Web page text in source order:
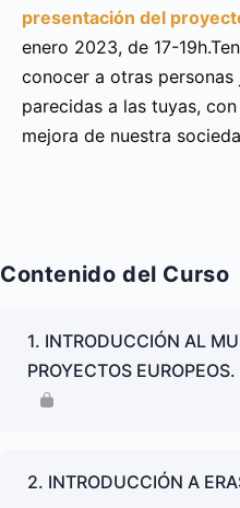
presentación del
enero 2023, de 17-
conocer a otras
parecidas a las tuyas,
mejora de nuestra
Contenido del Curso
1. INTRODUCCIÓN AL
PROYECTOS
2. INTRODUCCIÓN A